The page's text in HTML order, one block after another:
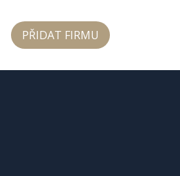
PŘIDAT FIRMU